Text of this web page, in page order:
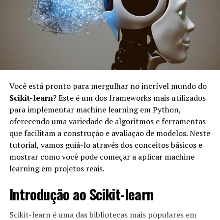
desenvolvimento (Dev) e operações (Ops), melhorando a
colaboração e a eficiência. Aqui estão algumas razões
pelas quais o MLOps é importante:
O MLOps permite automação de
processos, minimizando erros manuais e
Reprodutibilidade:Com boas práticas de MLOps,
é mais fácil reproduzir resultados, garantidos
através de versionamento de modelos e dados.
Escalabilidade:Permite que projetos de IA
cresçam de forma eficiente, lidando com mais
dados e aumentando a complexidade dos modelos
sem perder desempenho.
Monitoramento contínuo:O MLOps facilita o
monitoramento de modelos em produção,
identificando rapidamente quando um modelo não
Você está pronto para mergulhar no incrível mundo do
Scikit-learn? Este é um dos frameworks mais utilizados
para implementar machine learning em Python,
oferecendo uma variedade de algoritmos e ferramentas
que facilitam a construção e avaliação de modelos. Neste
tutorial, vamos guiá-lo através dos conceitos básicos e
mostrar como você pode começar a aplicar machine
learning em projetos reais.
Introdução ao Scikit-learn
Scikit-learn é uma das bibliotecas mais populares em